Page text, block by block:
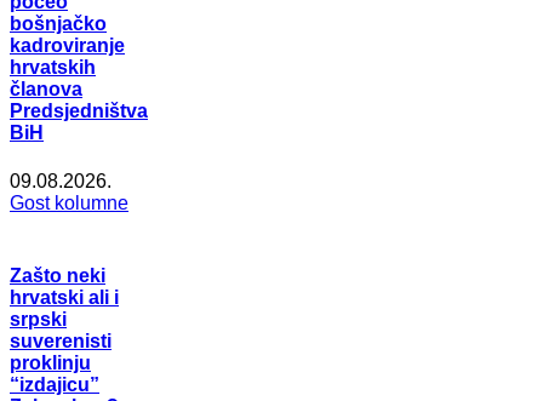
bošnjačko
kadroviranje
hrvatskih
članova
Predsjedništva
BiH
09.08.2026.
Gost kolumne
Zašto neki
hrvatski ali i
srpski
suverenisti
proklinju
“izdajicu”